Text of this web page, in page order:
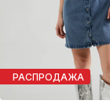
РАСПРОДАЖА